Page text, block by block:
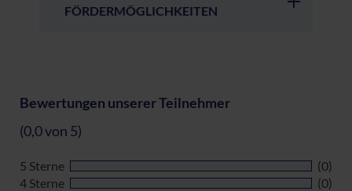
FÖRDERMÖGLICHKEITEN
Bewertungen unserer Teilnehmer
(0,0 von 5)
5 Sterne
(0)
4 Sterne
(0)